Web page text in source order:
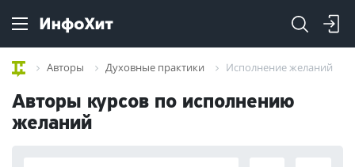
Авторы Духовные практики Исполнение желаний
Авторы курсов по исполнению
желаний